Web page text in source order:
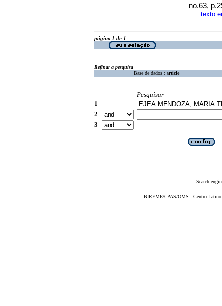
no.63,
· texto
página 1 de 1
Refinar a pesquisa
Base de dados : article
Pesquisar
1
2
3
Search
BIREME/OPAS/OMS - Centro Latino-